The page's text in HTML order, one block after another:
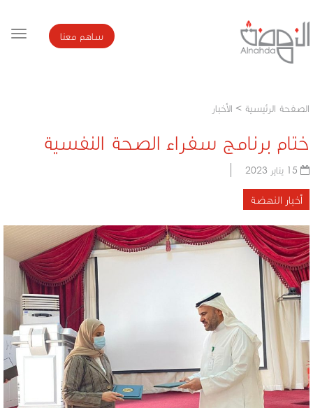
ساهم معنا
الصفحة الرئيسية > الأخبار
ختام برنامج سفراء الصحة النفسية
أخبار النهضة